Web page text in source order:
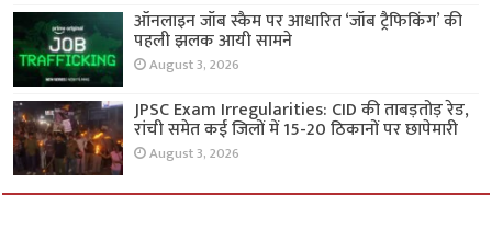
ऑनलाइन जॉब स्कैम पर आधारित ‘जॉब ट्रैफिकिंग’ की
पहली झलक आयी सामने
August 3, 2026
JPSC Exam Irregularities: CID की ताबड़तोड़ रेड,
रांची समेत कई जिलों में 15-20 ठिकानों पर छापेमारी
August 3, 2026